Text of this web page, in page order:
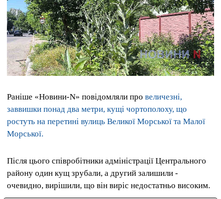
Раніше «Новини-N» повідомляли про величезні,
заввишки понад два метри, кущі чортополоху, що
ростуть на перетині вулиць Великої Морської та Малої
Морської.
Після цього співробітники адміністрації Центрального
району один кущ зрубали, а другий залишили -
очевидно, вирішили, що він виріс недостатньо високим.